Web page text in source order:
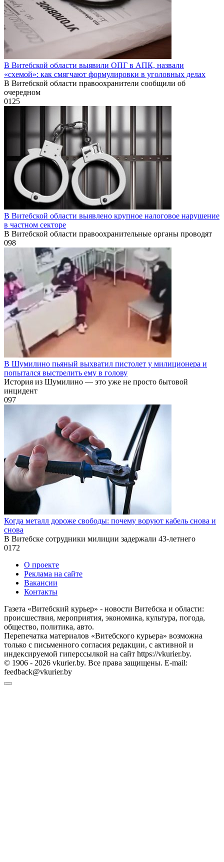
В Витебской области выявили ОПГ в АПК, назвали
«схемой»: как смягчают формулировки в уголовных делах
В Витебской области правоохранители сообщили об
очередном
0125
В Витебской области выявлено крупное налоговое нарушение
в частном секторе
В Витебской области правоохранительные органы проводят
098
В Шумилино пьяный выхватил пистолет у милиционера и
попытался выстрелить ему в голову
История из Шумилино — это уже не просто бытовой
инцидент
097
Когда металл дороже свободы: почему воруют кабель снова и
снова
В Витебске сотрудники милиции задержали 43-летнего
0172
О проекте
Реклама на сайте
Вакансии
Контакты
Газета «Витебский курьер» - новости Витебска и области:
происшествия, мероприятия, экономика, культура, погода,
общество, политика, авто.
Перепечатка материалов «Витебского курьера» возможна
только с письменного согласия редакции, с активной и
индексируемой гиперссылкой на сайт https://vkurier.by.
© 1906 - 2026 vkurier.by. Все права защищены. E-mail:
feedback@vkurier.by